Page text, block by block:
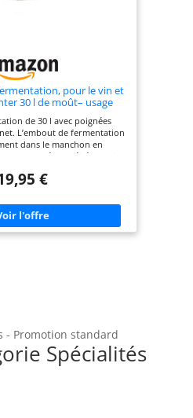
pour le vin et
30 l de moût– usage
de 30 l avec poignées
L’embout de fermentation
dans le manchon en
une étanchéité parfaite
(PP-HD) – Utilisable jusqu’à
Bord supérieur renforcé
et poignées antidérapantes.
€
Spécialités